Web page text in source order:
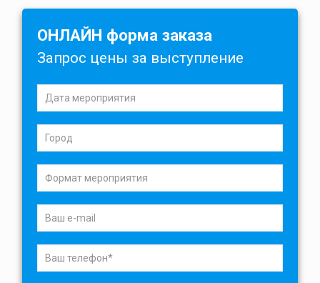
ОНЛАЙН форма заказа
Запрос цены за выступление